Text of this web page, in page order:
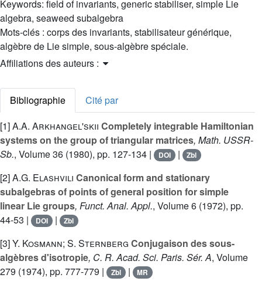
Keywords: field of invariants, generic stabiliser, simple Lie
algebra, seaweed subalgebra
Mots-clés : corps des invariants, stabilisateur générique,
algèbre de Lie simple, sous-algèbre spéciale.
Affiliations des auteurs :
Bibliographie
Cité par
[1]A.A. Arkhangel'skii Completely integrable Hamiltonian
systems on the group of triangular matrices, Math. USSR-
Sb., Volume 36 (1980), pp. 127-134 | DOI | Zbl
[2]A.G. Elashvili Canonical form and stationary
subalgebras of points of general position for simple
linear Lie groups, Funct. Anal. Appl., Volume 6 (1972), pp.
44-53 |
DOI | Zbl
[3]Y. Kosmann; S. Sternberg Conjugaison des sous-
algèbres d'isotropie, C. R. Acad. Sci. Paris. Sér. A, Volume
279 (1974), pp. 777-779 | Zbl | MR